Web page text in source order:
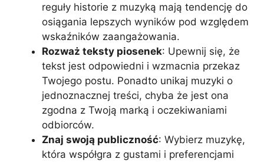
reguły historie z muzyką mają tendencję do
osiągania lepszych wyników pod względem
wskaźników zaangażowania.
Rozważ teksty piosenek: Upewnij się, że
tekst jest odpowiedni i wzmacnia przekaz
Twojego postu. Ponadto unikaj muzyki o
jednoznacznej treści, chyba że jest ona
zgodna z Twoją marką i oczekiwaniami
odbiorców.
Znaj swoją publiczność: Wybierz muzykę,
która współgra z gustami i preferencjami